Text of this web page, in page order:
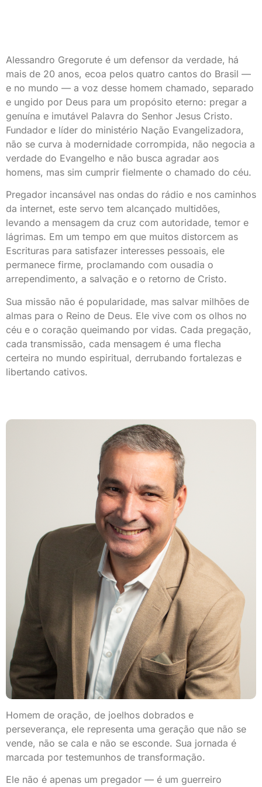
Alessandro Gregorute é um defensor da verdade, há
mais de 20 anos, ecoa pelos quatro cantos do Brasil —
e no mundo — a voz desse homem chamado, separado
e ungido por Deus para um propósito eterno: pregar a
genuína e imutável Palavra do Senhor Jesus Cristo.
Fundador e líder do ministério Nação Evangelizadora,
não se curva à modernidade corrompida, não negocia a
verdade do Evangelho e não busca agradar aos
homens, mas sim cumprir fielmente o chamado do céu.
Pregador incansável nas ondas do rádio e nos caminhos
da internet, este servo tem alcançado multidões,
levando a mensagem da cruz com autoridade, temor e
lágrimas. Em um tempo em que muitos distorcem as
Escrituras para satisfazer interesses pessoais, ele
permanece firme, proclamando com ousadia o
arrependimento, a salvação e o retorno de Cristo.
Sua missão não é popularidade, mas salvar milhões de
almas para o Reino de Deus. Ele vive com os olhos no
céu e o coração queimando por vidas. Cada pregação,
cada transmissão, cada mensagem é uma flecha
certeira no mundo espiritual, derrubando fortalezas e
libertando cativos.
Homem de oração, de joelhos dobrados e
perseverança, ele representa uma geração que não se
vende, não se cala e não se esconde. Sua jornada é
marcada por testemunhos de transformação.
Ele não é apenas um pregador — é um guerreiro